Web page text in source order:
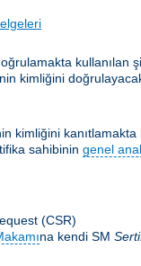
kullanılan
kimliğini
kimliğini
sahibinin genel
(CSR)
na kendi SM